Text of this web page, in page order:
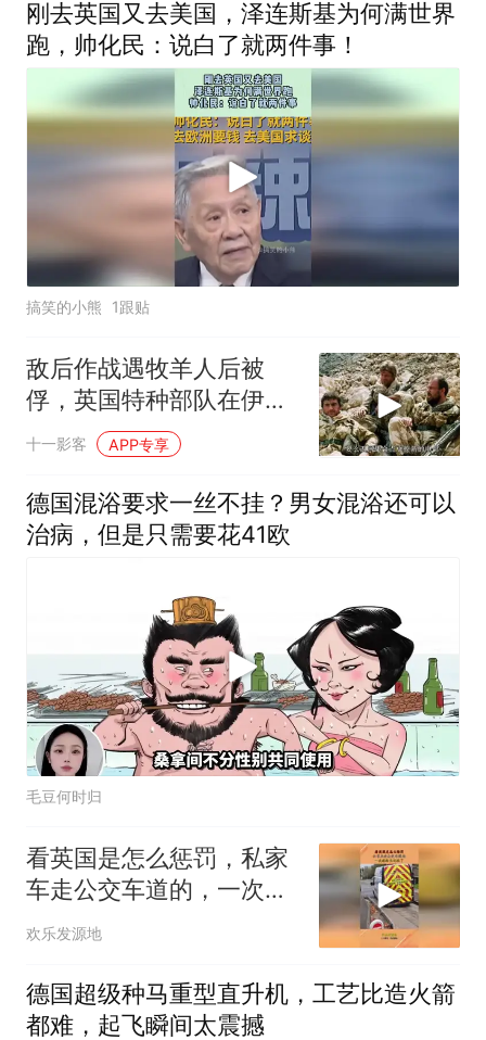
刚去英国又去美国，泽连斯基为何满世界
跑，帅化民：说白了就两件事！
搞笑的小熊 1跟贴
敌后作战遇牧羊人后被
俘，英国特种部队在伊拉
克真实行动任务改编
十一影客 APP专享
德国混浴要求一丝不挂？男女混浴还可以
治病，但是只需要花41欧
毛豆何时归
看英国是怎么惩罚，私家
车走公交车道的，一次就
给长记性了
欢乐发源地
德国超级种马重型直升机，工艺比造火箭
都难，起飞瞬间太震撼